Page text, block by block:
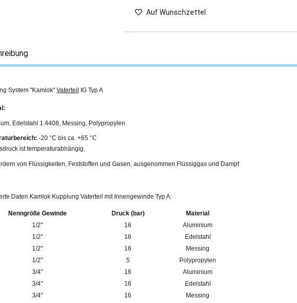
Auf Wunschzettel
System "Kamlok" Vaterteil IG Typ A
Edelstahl 1.4408, Messing, Polypropylen
-20 °C bis ca. +65 °C
ist temperaturabhängig
von Flüssigkeiten, Feststoffen und Gasen, ausgenommen Flüssiggas und Dampf
Daten Kamlok Kupplung Vaterteil mit Innengewinde Typ A:
Nenngröße Gewinde Druck (bar)
Material
1/2"
16
Aluminium
1/2"
16
Edelstahl
1/2"
16
Messing
1/2"
5
Polypropylen
3/4"
16
Aluminium
3/4"
16
Edelstahl
3/4"
16
Messing